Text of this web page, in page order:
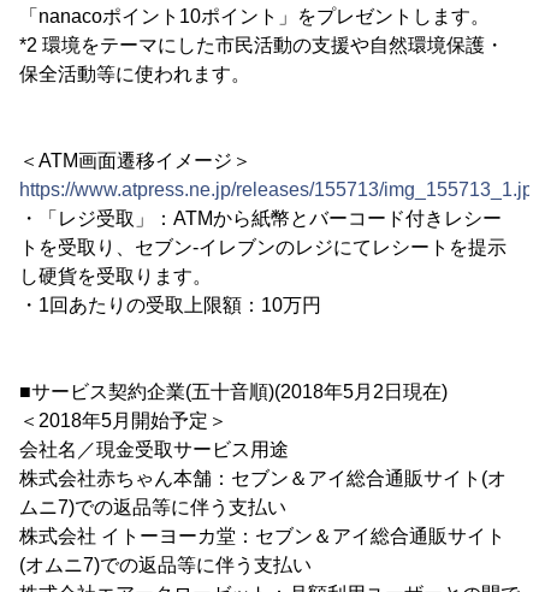
「nanacoポイント10ポイント」をプレゼントします。
*2 環境をテーマにした市民活動の支援や自然環境保護・
保全活動等に使われます。
＜ATM画面遷移イメージ＞
https://www.atpress.ne.jp/releases/155713/
・「レジ受取」：ATMから紙幣とバーコード付きレシー
トを受取り、セブン‐イレブンのレジにてレシートを提示
し硬貨を受取ります。
・1回あたりの受取上限額：10万円
■サービス契約企業(五十音順)(2018年5月2日現在)
＜2018年5月開始予定＞
会社名／現金受取サービス用途
株式会社赤ちゃん本舗：セブン＆アイ総合通販サイト(オ
ムニ7)での返品等に伴う支払い
株式会社 イトーヨーカ堂：セブン＆アイ総合通販サイト
(オムニ7)での返品等に伴う支払い